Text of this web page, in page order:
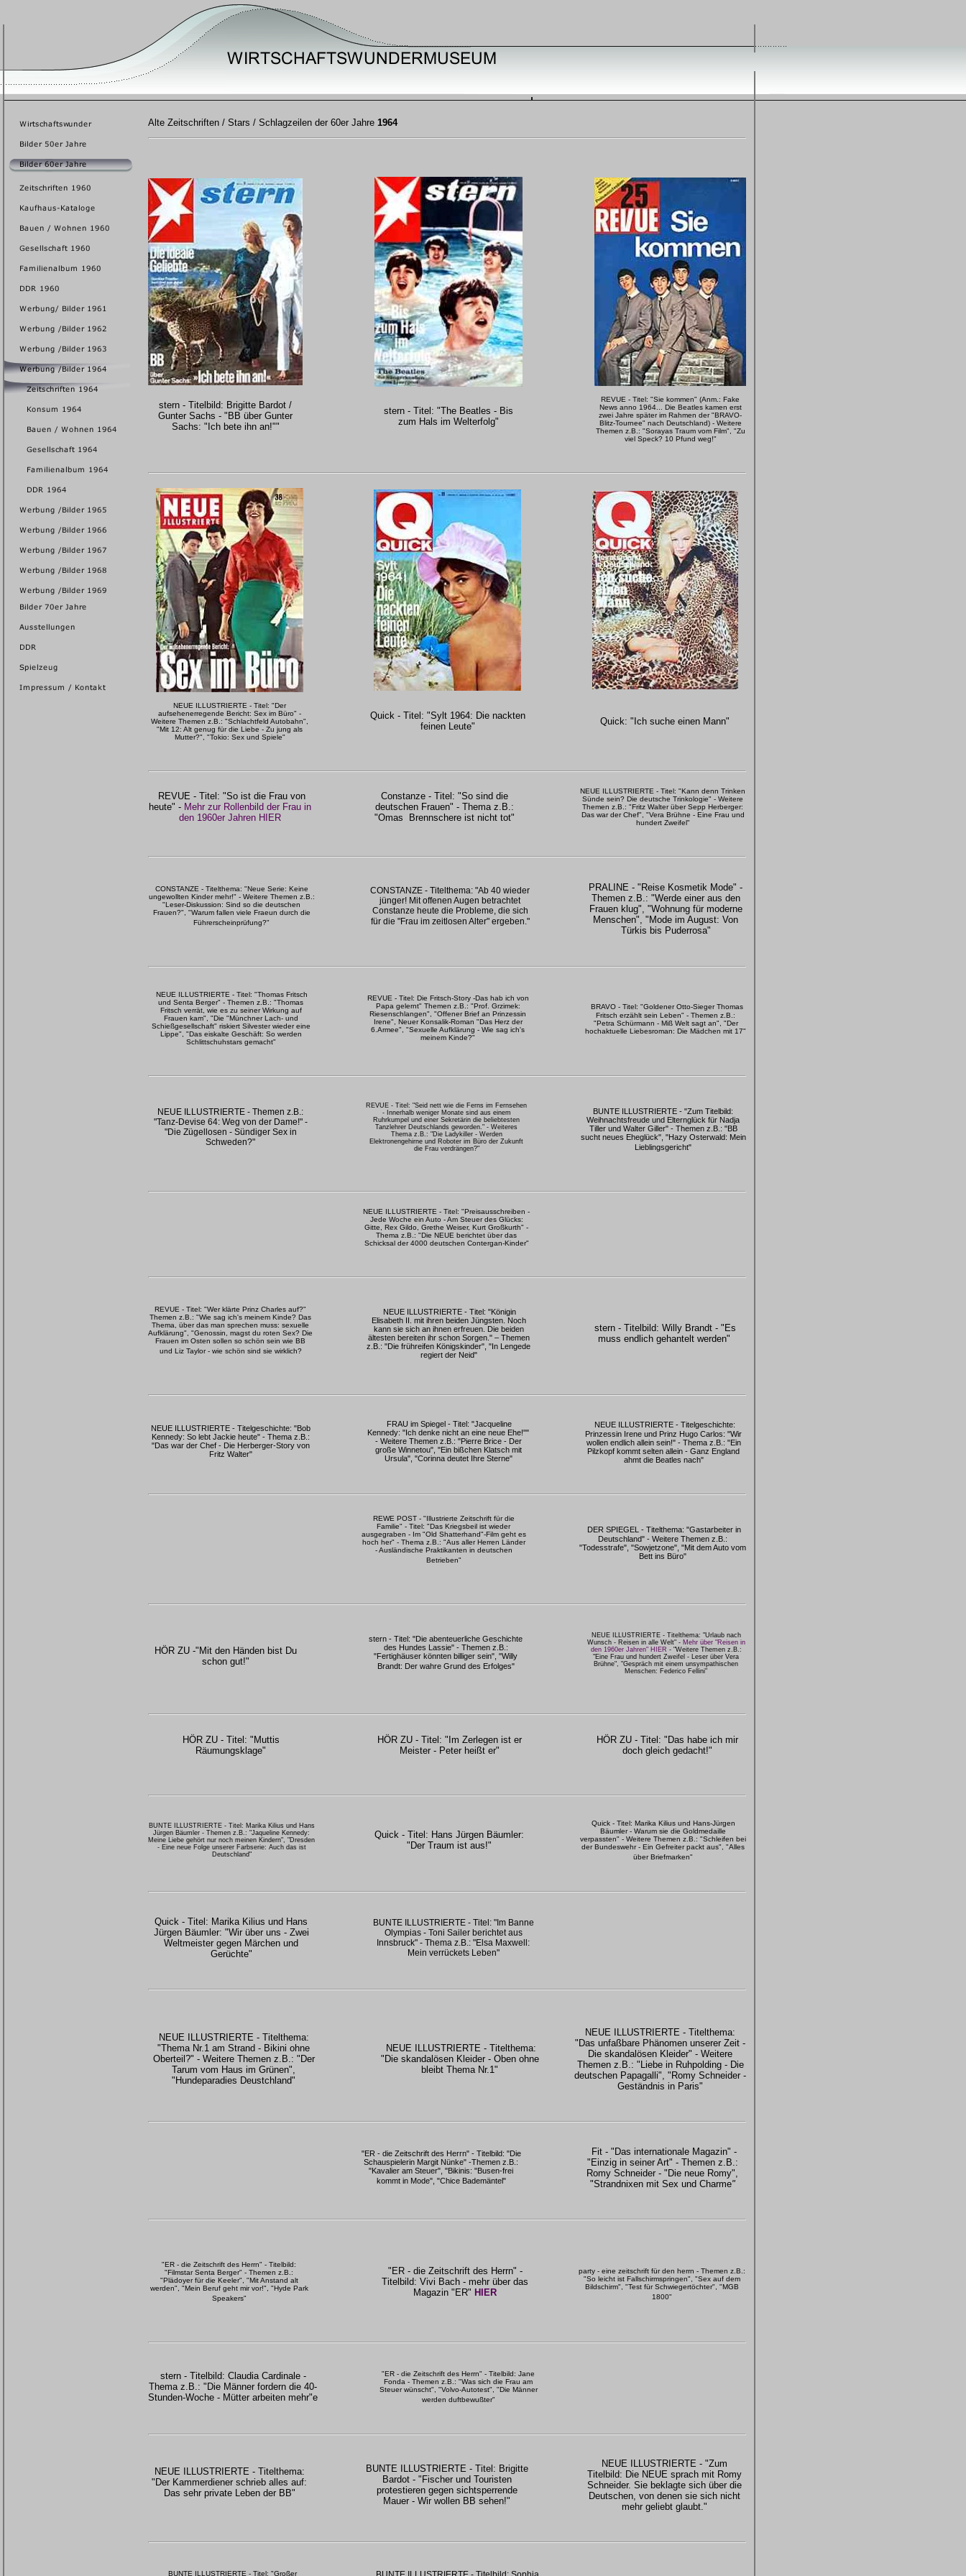
Alte Zeitschriften / Stars / Schlagzeilen der 60er Jahre 1964
stern - Titelbild: Brigitte Bardot /
Gunter Sachs - "BB über Gunter
Sachs: "Ich bete ihn an!""
stern - Titel: "The Beatles - Bis
zum Hals im Welterfolg"
REVUE - Titel: "Sie kommen" (Anm.: Fake
News anno 1964... Die Beatles kamen erst
zwei Jahre später im Rahmen der "BRAVO-
Blitz-Tournee" nach Deutschland) - Weitere
Themen z.B.: "Sorayas Traum vom Film", "Zu
viel Speck? 10 Pfund weg!"
NEUE ILLUSTRIERTE - Titel: "Der
aufsehenerregende Bericht: Sex im Büro" -
Weitere Themen z.B.: "Schlachtfeld Autobahn",
"Mit 12: Alt genug für die Liebe - Zu jung als
Mutter?", "Tokio: Sex und Spiele"
Quick - Titel: "Sylt 1964: Die nackten
feinen Leute"
Quick: "Ich suche einen Mann"
REVUE - Titel: "So ist die Frau von
heute" - Mehr zur Rollenbild der Frau in
den 1960er Jahren HIER
Constanze - Titel: "So sind die
deutschen Frauen" - Thema z.B.:
"Omas Brennschere ist nicht tot"
NEUE ILLUSTRIERTE - Titel: "Kann denn Trinken
Sünde sein? Die deutsche Trinkologie" - Weitere
Themen z.B.: "Fritz Walter über Sepp Herberger:
Das war der Chef", "Vera Brühne - Eine Frau und
hundert Zweifel"
CONSTANZE - Titelthema: "Neue Serie: Keine
ungewollten Kinder mehr!" - Weitere Themen z.B.:
"Leser-Diskussion: Sind so die deutschen
Frauen?", "Warum fallen viele Fraeun durch die
Führerscheinprüfung?"
CONSTANZE - Titelthema: "Ab 40 wieder
jünger! Mit offenen Augen betrachtet
Constanze heute die Probleme, die sich
für die "Frau im zeitlosen Alter" ergeben."
PRALINE - "Reise Kosmetik Mode" -
Themen z.B.: "Werde einer aus den
Frauen klug", "Wohnung für moderne
Menschen", "Mode im August: Von
Türkis bis Puderrosa"
NEUE ILLUSTRIERTE - Titel: "Thomas Fritsch
und Senta Berger" - Themen z.B.: "Thomas
Fritsch verrät, wie es zu seiner Wirkung auf
Frauen kam", "Die "Münchner Lach- und
Schießgesellschaft" riskiert Silvester wieder eine
Lippe", "Das eiskalte Geschäft: So werden
Schlittschuhstars gemacht"
REVUE - Titel: Die Fritsch-Story -Das hab ich von
Papa gelernt" Themen z.B.: "Prof. Grzimek:
Riesenschlangen", "Offener Brief an Prinzessin
Irene", Neuer Konsalik-Roman "Das Herz der
6.Armee", "Sexuelle Aufklärung - Wie sag ich's
meinem Kinde?"
BRAVO - Titel: "Goldener Otto-Sieger Thomas
Fritsch erzählt sein Leben" - Themen z.B.:
"Petra Schürmann - Miß Welt sagt an", "Der
hochaktuelle Liebesroman: Die Mädchen mit 17"
NEUE ILLUSTRIERTE - Themen z.B.:
"Tanz-Devise 64: Weg von der Dame!" -
"Die Zügellosen - Sündiger Sex in
Schweden?"
REVUE - Titel: "Seid nett wie die Ferns im Fernsehen
- Innerhalb weniger Monate sind aus einem
Ruhrkumpel und einer Sekretärin die beliebtesten
Tanzlehrer Deutschlands geworden." - Weiteres
Thema z.B.: "Die Ladykiller - Werden
Elektronengehirne und Roboter im Büro der Zukunft
die Frau verdrängen?"
BUNTE ILLUSTRIERTE - "Zum Titelbild:
Weihnachtsfreude und Elternglück für Nadja
Tiller und Walter Giller" - Themen z.B.: "BB
sucht neues Eheglück", "Hazy Osterwald: Mein
Lieblingsgericht"
NEUE ILLUSTRIERTE - Titel: "Preisausschreiben -
Jede Woche ein Auto - Am Steuer des Glücks:
Gitte, Rex Gildo, Grethe Weiser, Kurt Großkurth" -
Thema z.B.: "Die NEUE berichtet über das
Schicksal der 4000 deutschen Contergan-Kinder"
REVUE - Titel: "Wer klärte Prinz Charles auf?"
Themen z.B.: "Wie sag ich's meinem Kinde? Das
Thema, über das man sprechen muss: sexuelle
Aufklärung", "Genossin, magst du roten Sex? Die
Frauen im Osten sollen so schön sein wie BB
und Liz Taylor - wie schön sind sie wirklich?
NEUE ILLUSTRIERTE - Titel: "Königin
Elisabeth II. mit ihren beiden Jüngsten. Noch
kann sie sich an ihnen erfreuen. Die beiden
ältesten bereiten ihr schon Sorgen." – Themen
z.B.: "Die frühreifen Königskinder", "In Lengede
regiert der Neid"
stern - Titelbild: Willy Brandt - "Es
muss endlich gehantelt werden"
NEUE ILLUSTRIERTE - Titelgeschichte: "Bob
Kennedy: So lebt Jackie heute" - Thema z.B.:
"Das war der Chef - Die Herberger-Story von
Fritz Walter"
FRAU im Spiegel - Titel: "Jacqueline
Kennedy: "Ich denke nicht an eine neue Ehe!""
- Weitere Themen z.B.: "Pierre Brice - Der
große Winnetou", "Ein bißchen Klatsch mit
Ursula", "Corinna deutet Ihre Sterne"
NEUE ILLUSTRIERTE - Titelgeschichte:
Prinzessin Irene und Prinz Hugo Carlos: "Wir
wollen endlich allein sein!" - Thema z.B.: "Ein
Pilzkopf kommt selten allein - Ganz England
ahmt die Beatles nach"
REWE POST - "Illustrierte Zeitschrift für die
Familie" - Titel: "Das Kriegsbeil ist wieder
ausgegraben - Im "Old Shatterhand"-Film geht es
hoch her" - Thema z.B.: "Aus aller Herren Länder
- Ausländische Praktikanten in deutschen
Betrieben"
DER SPIEGEL - Titelthema: "Gastarbeiter in
Deutschland" - Weitere Themen z.B.:
"Todesstrafe", "Sowjetzone", "Mit dem Auto vom
Bett ins Büro"
HÖR ZU -"Mit den Händen bist Du
schon gut!"
stern - Titel: "Die abenteuerliche Geschichte
des Hundes Lassie" - Themen z.B.:
"Fertighäuser könnten billiger sein", "Willy
Brandt: Der wahre Grund des Erfolges"
NEUE ILLUSTRIERTE - Titelthema: "Urlaub nach
Wunsch - Reisen in alle Welt" -Mehr über "Reisen in
den 1960er Jahren" HIER - "Weitere Themen z.B.:
"Eine Frau und hundert Zweifel - Leser über Vera
Brühne", "Gespräch mit einem unsympathischen
Menschen: Federico Fellini"
HÖR ZU - Titel: "Muttis
Räumungsklage"
HÖR ZU - Titel: "Im Zerlegen ist er
Meister - Peter heißt er"
HÖR ZU - Titel: "Das habe ich mir
doch gleich gedacht!"
BUNTE ILLUSTRIERTE - Titel: Marika Kilius und Hans
Jürgen Bäumler - Themen z.B.: "Jaqueline Kennedy:
Meine Liebe gehört nur noch meinen Kindern", "Dresden
- Eine neue Folge unserer Farbserie: Auch das ist
Deutschland"
Quick - Titel: Hans Jürgen Bäumler:
"Der Traum ist aus!"
Quick - Titel: Marika Kilius und Hans-Jürgen
Bäumler - Warum sie die Goldmedaille
verpassten" - Weitere Themen z.B.: "Schleifen bei
der Bundeswehr - Ein Gefreiter packt aus", "Alles
über Briefmarken"
Quick - Titel: Marika Kilius und Hans
Jürgen Bäumler: "Wir über uns - Zwei
Weltmeister gegen Märchen und
Gerüchte"
BUNTE ILLUSTRIERTE - Titel: "Im Banne
Olympias - Toni Sailer berichtet aus
Innsbruck" - Thema z.B.: "Elsa Maxwell:
Mein verrückets Leben"
NEUE ILLUSTRIERTE - Titelthema:
"Thema Nr.1 am Strand - Bikini ohne
Oberteil?" - Weitere Themen z.B.: "Der
Tarum vom Haus im Grünen",
"Hundeparadies Deustchland"
NEUE ILLUSTRIERTE - Titelthema:
"Die skandalösen Kleider - Oben ohne
bleibt Thema Nr.1"
NEUE ILLUSTRIERTE - Titelthema:
"Das unfaßbare Phänomen unserer Zeit -
Die skandalösen Kleider" - Weitere
Themen z.B.: "Liebe in Ruhpolding - Die
deutschen Papagalli", "Romy Schneider -
Geständnis in Paris"
"ER - die Zeitschrift des Herrn" - Titelbild: "Die
Schauspielerin Margit Nünke" -Themen z.B.:
"Kavalier am Steuer", "Bikinis: "Busen-frei
kommt in Mode", "Chice Bademäntel"
Fit - "Das internationale Magazin" -
"Einzig in seiner Art" - Themen z.B.:
Romy Schneider - "Die neue Romy",
"Strandnixen mit Sex und Charme"
"ER - die Zeitschrift des Herrn" - Titelbild:
"Filmstar Senta Berger" - Themen z.B.:
"Plädoyer für die Keeler", "Mit Anstand alt
werden", "Mein Beruf geht mir vor!", "Hyde Park
Speakers"
"ER - die Zeitschrift des Herrn" -
Titelbild: Vivi Bach - mehr über das
Magazin "ER" HIER
party - eine zeitschrift für den herrn - Themen z.B.:
"So leicht ist Fallschirmspringen", "Sex auf dem
Bildschirm", "Test für Schwiegertöchter", "MGB
1800"
stern - Titelbild: Claudia Cardinale -
Thema z.B.: "Die Männer fordern die 40-
Stunden-Woche - Mütter arbeiten mehr"e
"ER - die Zeitschrift des Herrn" - Titelbild: Jane
Fonda - Themen z.B.: "Was sich die Frau am
Steuer wünscht", "Volvo-Autotest", "Die Männer
werden duftbewußter"
NEUE ILLUSTRIERTE - Titelthema:
"Der Kammerdiener schrieb alles auf:
Das sehr private Leben der BB"
BUNTE ILLUSTRIERTE - Titel: Brigitte
Bardot - "Fischer und Touristen
protestieren gegen sichtsperrende
Mauer - Wir wollen BB sehen!"
NEUE ILLUSTRIERTE - "Zum
Titelbild: Die NEUE sprach mit Romy
Schneider. Sie beklagte sich über die
Deutschen, von denen sie sich nicht
mehr geliebt glaubt."
BUNTE ILLUSTRIERTE - Titel: "Großer